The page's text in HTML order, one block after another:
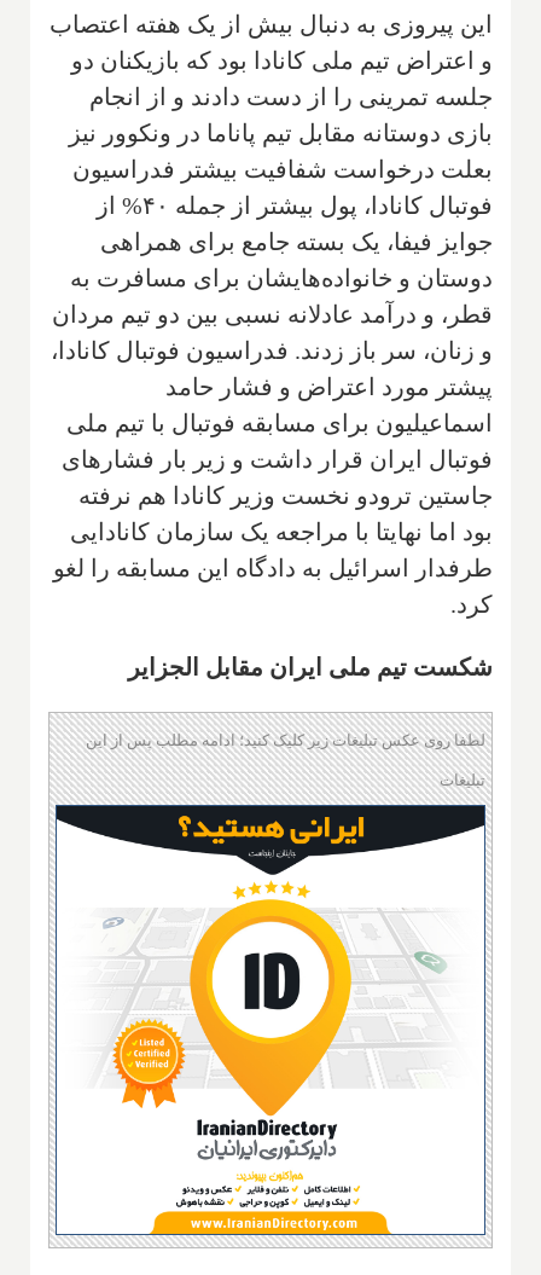
این پیروزی به دنبال بیش از یک هفته اعتصاب
و اعتراض تیم ملی کانادا بود که بازیکنان دو
جلسه تمرینی را از دست دادند و از انجام
بازی دوستانه مقابل تیم پاناما در ونکوور نیز
بعلت درخواست شفافیت بیشتر فدراسیون
فوتبال کانادا، پول بیشتر از جمله ۴۰% از
جوایز فیفا، یک بسته جامع برای همراهی
دوستان و خانواده‌هایشان برای مسافرت به
قطر، و درآمد عادلانه نسبی بین دو تیم مردان
و زنان، سر باز زدند. فدراسیون فوتبال کانادا،
پیشتر مورد اعتراض و فشار حامد
اسماعیلیون برای مسابقه فوتبال با تیم ملی
فوتبال ایران قرار داشت و زیر بار فشارهای
جاستین ترودو نخست وزیر کانادا هم نرفته
بود اما نهایتا با مراجعه یک سازمان کانادایی
طرفدار اسرائیل به دادگاه این مسابقه را لغو
کرد.
شکست تیم ملی ایران مقابل الجزایر
لطفا روی عکس تبلیغات زیر کلیک کنید؛ ادامه مطلب پس از این
تبلیغات